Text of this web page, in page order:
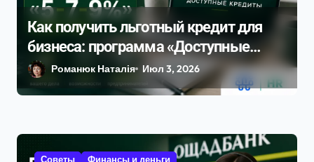
Как получить льготный кредит для
бизнеса: программа «Доступные
кредиты 5–7–9 %» в 2026 году
Романюк Наталія Июл 3, 2026
Советы Финансы и деньги